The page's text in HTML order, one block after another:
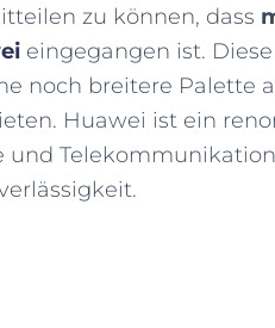
zu können, dass
eingegangen ist.
noch breitere Palette
Huawei ist ein
und